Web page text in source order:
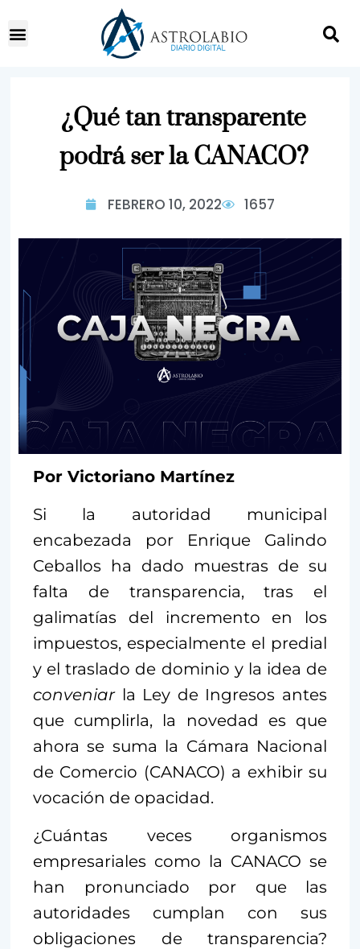
¿Qué tan transparente
podrá ser la CANACO?
FEBRERO 10, 2022 1657
Por Victoriano Martínez
Si la autoridad municipal
encabezada por Enrique Galindo
Ceballos ha dado muestras de su
falta de transparencia, tras el
galimatías del incremento en los
impuestos, especialmente el predial
y el traslado de dominio y la idea de
conveniarla Ley de Ingresos antes
que cumplirla, la novedad es que
ahora se suma la Cámara Nacional
de Comercio (CANACO) a exhibir su
vocación de opacidad.
¿Cuántas veces organismos
empresariales como la CANACO se
han pronunciado por que las
autoridades cumplan con sus
obligaciones de transparencia?